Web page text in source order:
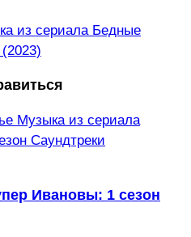
из сериала Бедные
Ивановы: 1 сезон